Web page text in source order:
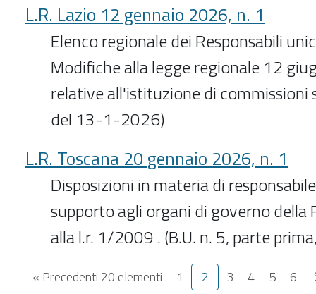
L.R. Lazio 12 gennaio 2026, n. 1
Elenco regionale dei Responsabili
Modifiche alla legge regionale 12
relative all'istituzione di commissioni
del 13-1-2026)
L.R. Toscana 20 gennaio 2026, n. 1
Disposizioni in materia di
supporto agli organi di governo della
alla l.r. 1/2009 . (B.U. n. 5, parte
« Precedenti 20 elementi 1 2 3 4 5
6